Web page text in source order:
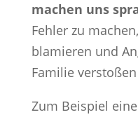
machen uns
Fehler zu
blamieren und
Familie
Zum Beispiel eine